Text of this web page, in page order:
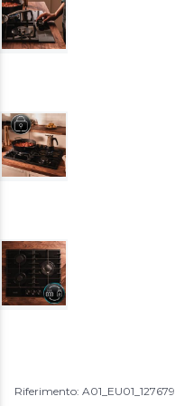
Riferimento: A01_EU01_127679